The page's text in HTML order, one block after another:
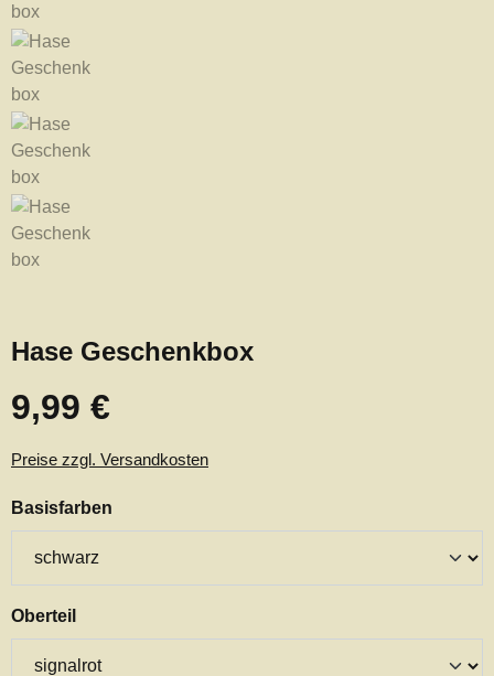
Hase Geschenkbox
Regulärer Preis:
9,99 €
Preise zzgl. Versandkosten
Basisfarben
Oberteilauswählen